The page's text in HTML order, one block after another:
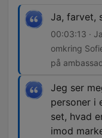
Ja, farvet,
00:03:13 ·
omkring
på
Jeg ser
personer i
set, hvad
imod